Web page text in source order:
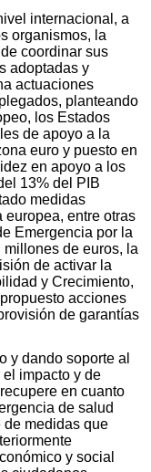
internacional, a
organismos, la
coordinar sus
adoptadas y
actuaciones
planteando
los Estados
de apoyo a la
euro y puesto en
en apoyo a los
13% del PIB
medidas
entre otras
Emergencia por la
de euros, la
de activar la
y Crecimiento,
acciones
de garantías
y dando soporte al
impacto y de
en cuanto
de salud
de medidas que
y social